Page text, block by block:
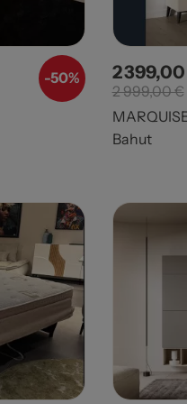
-50% Prix
2
2 999,00 €
Bahut